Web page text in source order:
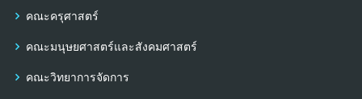
คณะครุศาสตร์
คณะมนุษยศาสตร์และสังคมศาสตร์
คณะวิทยาการจัดการ